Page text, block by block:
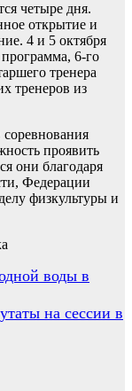
четыре дня.
открытие и
4 и 5 октября
6-го
тренера
тренеров из
проявить
они благодаря
Федерации
физкультуры и
воды в
на сессии в